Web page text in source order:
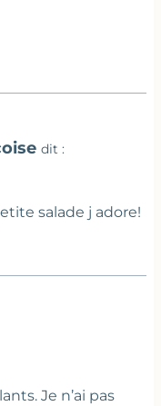
dit :
salade j adore!
Je n’ai pas